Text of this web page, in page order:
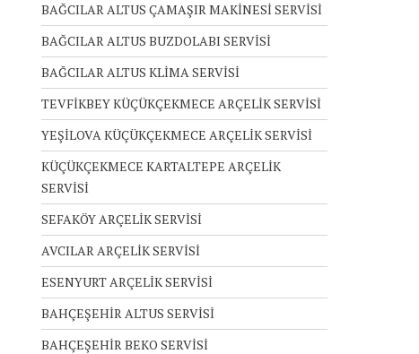
BAĞCILAR ALTUS ÇAMAŞIR MAKİNESİ SERVİSİ
BAĞCILAR ALTUS BUZDOLABI SERVİSİ
BAĞCILAR ALTUS KLİMA SERVİSİ
TEVFİKBEY KÜÇÜKÇEKMECE ARÇELİK SERVİSİ
YEŞİLOVA KÜÇÜKÇEKMECE ARÇELİK SERVİSİ
KÜÇÜKÇEKMECE KARTALTEPE ARÇELİK
SERVİSİ
SEFAKÖY ARÇELİK SERVİSİ
AVCILAR ARÇELİK SERVİSİ
ESENYURT ARÇELİK SERVİSİ
BAHÇEŞEHİR ALTUS SERVİSİ
BAHÇEŞEHİR BEKO SERVİSİ